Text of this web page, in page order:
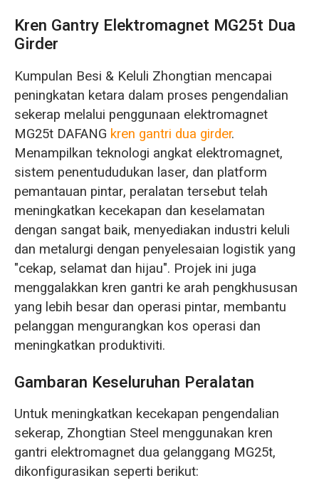
Kren Gantry Elektromagnet MG25t Dua
Girder
Kumpulan Besi & Keluli Zhongtian mencapai
peningkatan ketara dalam proses pengendalian
sekerap melalui penggunaan elektromagnet
MG25t DAFANG kren gantri dua girder.
Menampilkan teknologi angkat elektromagnet,
sistem penentududukan laser, dan platform
pemantauan pintar, peralatan tersebut telah
meningkatkan kecekapan dan keselamatan
dengan sangat baik, menyediakan industri keluli
dan metalurgi dengan penyelesaian logistik yang
"cekap, selamat dan hijau". Projek ini juga
menggalakkan kren gantri ke arah pengkhususan
yang lebih besar dan operasi pintar, membantu
pelanggan mengurangkan kos operasi dan
meningkatkan produktiviti.
Gambaran Keseluruhan Peralatan
Untuk meningkatkan kecekapan pengendalian
sekerap, Zhongtian Steel menggunakan kren
gantri elektromagnet dua gelanggang MG25t,
dikonfigurasikan seperti berikut: